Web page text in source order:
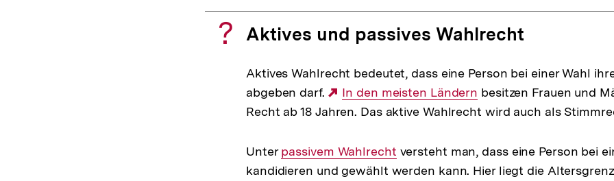
Aktives und passives Wahlrecht
Aktives Wahlrecht bedeutet, dass eine Person bei einer Wahl
abgeben darf.
Externer
Link:
In den meisten Ländern besitzen Frauen und
Recht ab 18 Jahren. Das aktive Wahlrecht wird auch als
UnterInterner
Link:
passivem Wahlrecht versteht man, dass eine Person bei
kandidieren und gewählt werden kann. Hier liegt die